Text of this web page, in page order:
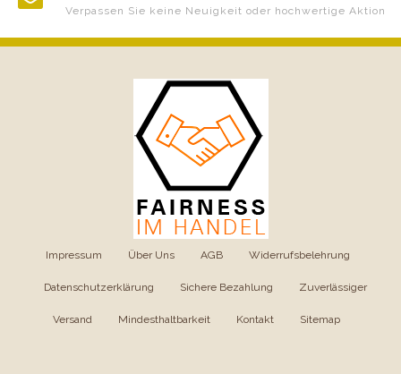
Verpassen Sie keine Neuigkeit oder hochwertige Aktion
Impressum Über Uns AGB Widerrufsbelehrung
Datenschutzerklärung Sichere Bezahlung Zuverlässiger
Versand Mindesthaltbarkeit Kontakt Sitemap